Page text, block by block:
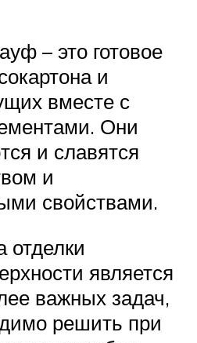
– это готовое
и
вместе с
Они
и славятся
и
свойствами.
отделки
является
важных задач,
решить при